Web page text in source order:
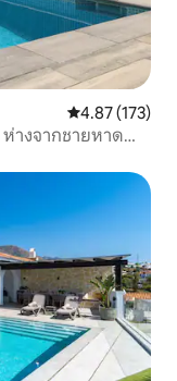
คะแนนเฉลี่ย
4.87 (173)
างจากชายหาด